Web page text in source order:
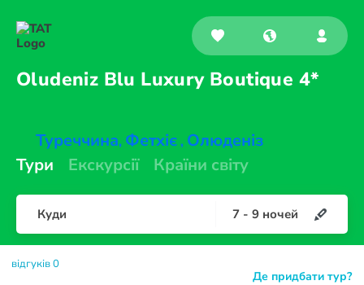
Oludeniz Blu Luxury Boutique 4*
Туреччина, Фетхіє , Олюденіз
Тури
Екскурсії Країни світу
Куди 7 - 9 ночей
Де придбати тур?
відгуків 0